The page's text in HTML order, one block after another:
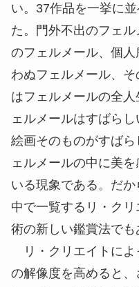
い。37作品を一挙に
た。門外不出のフェ
のフェルメール、個
わぬフェルメール、
はフェルメールの全
ェルメールはすばら
絵画そのものがすば
ェルメールの中に美
いる現象である。だ
中で一覧するリ・ク
術の新しい鑑賞法でも
リ・クリエイトによ
の解像度を高めると